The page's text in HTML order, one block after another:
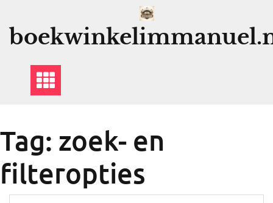
Tag: zoek- en
filteropties